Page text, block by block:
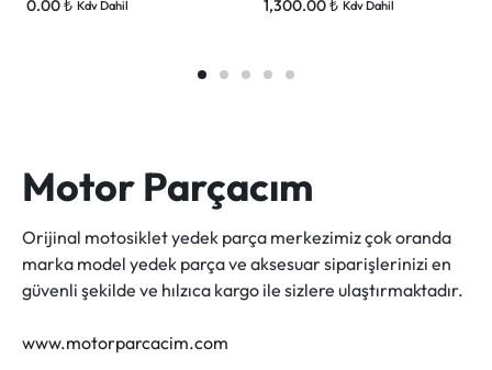
0.00₺ Kdv Dahil
1,300.00₺ Kdv Dahil
Motor Parçacım
Orijinal motosiklet yedek parça merkezimiz çok oranda
marka model yedek parça ve aksesuar siparişlerinizi en
güvenli şekilde ve hılzıca kargo ile sizlere ulaştırmaktadır.
www.motorparcacim.com